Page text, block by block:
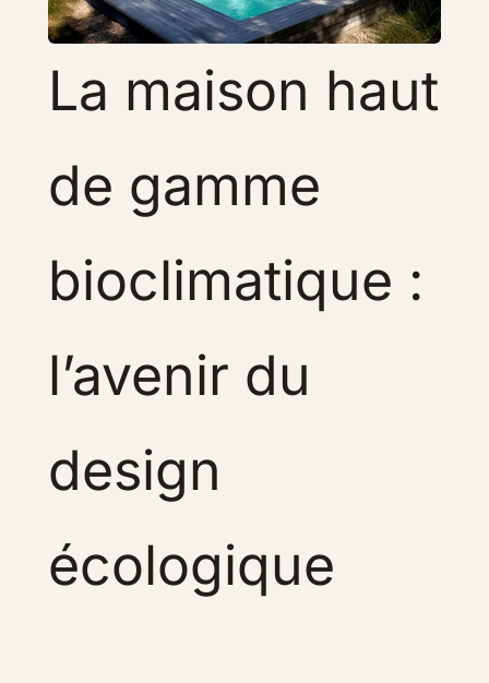
La maison haut
de gamme
bioclimatique :
l’avenir du
design
écologique